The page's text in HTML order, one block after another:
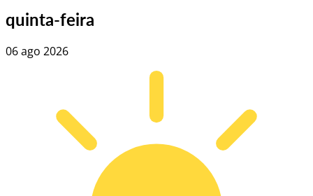
quinta-feira
06 ago 2026